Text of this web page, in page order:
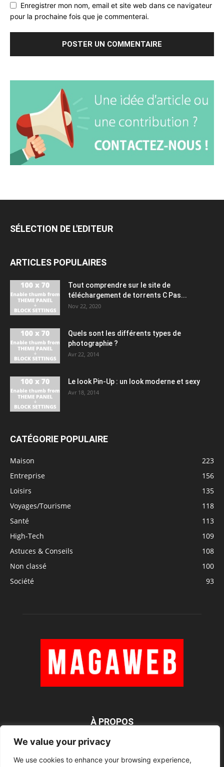
We value your privacy
We use cookies to enhance your browsing experience,
Enregistrer mon nom, email et site web dans ce navigateur
pour la prochaine fois que je commenterai.
SÉLECTION DE L'EDITEUR
ARTICLES POPULAIRES
Tout comprendre sur le site de
téléchargement de torrents C Pas...
Nov 22, 2020
Quels sont les différents types de
photographie ?
Avr 22, 2014
Le look Pin-Up : un look moderne et sexy
Avr 18, 2014
CATÉGORIE POPULAIRE
Maison
223
Entreprise
156
Loisirs
135
Voyages/Tourisme
118
Santé
113
High-Tech
109
Astuces & Conseils
108
Non classé
100
Société
93
À PROPOS
SUIVEZ NOUS